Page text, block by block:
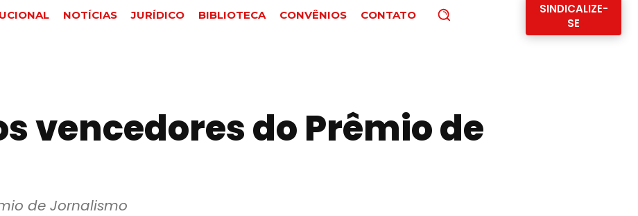
NOTÍCIAS JURÍDICO BIBLIOTECA CONVÊNIOS CONTATO
SINDICALIZE-
SE
vencedores do Prêmio de
de Jornalismo